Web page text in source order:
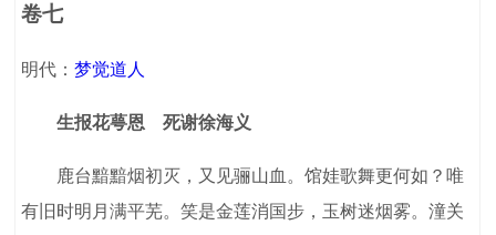
卷七
明代：梦觉道人
生报花萼恩 死谢徐海义
鹿台黯黯烟初灭，又见骊山血。馆娃歌舞更何如？唯
有旧时明月满平芜。笑是金莲消国步，玉树迷烟雾。潼关